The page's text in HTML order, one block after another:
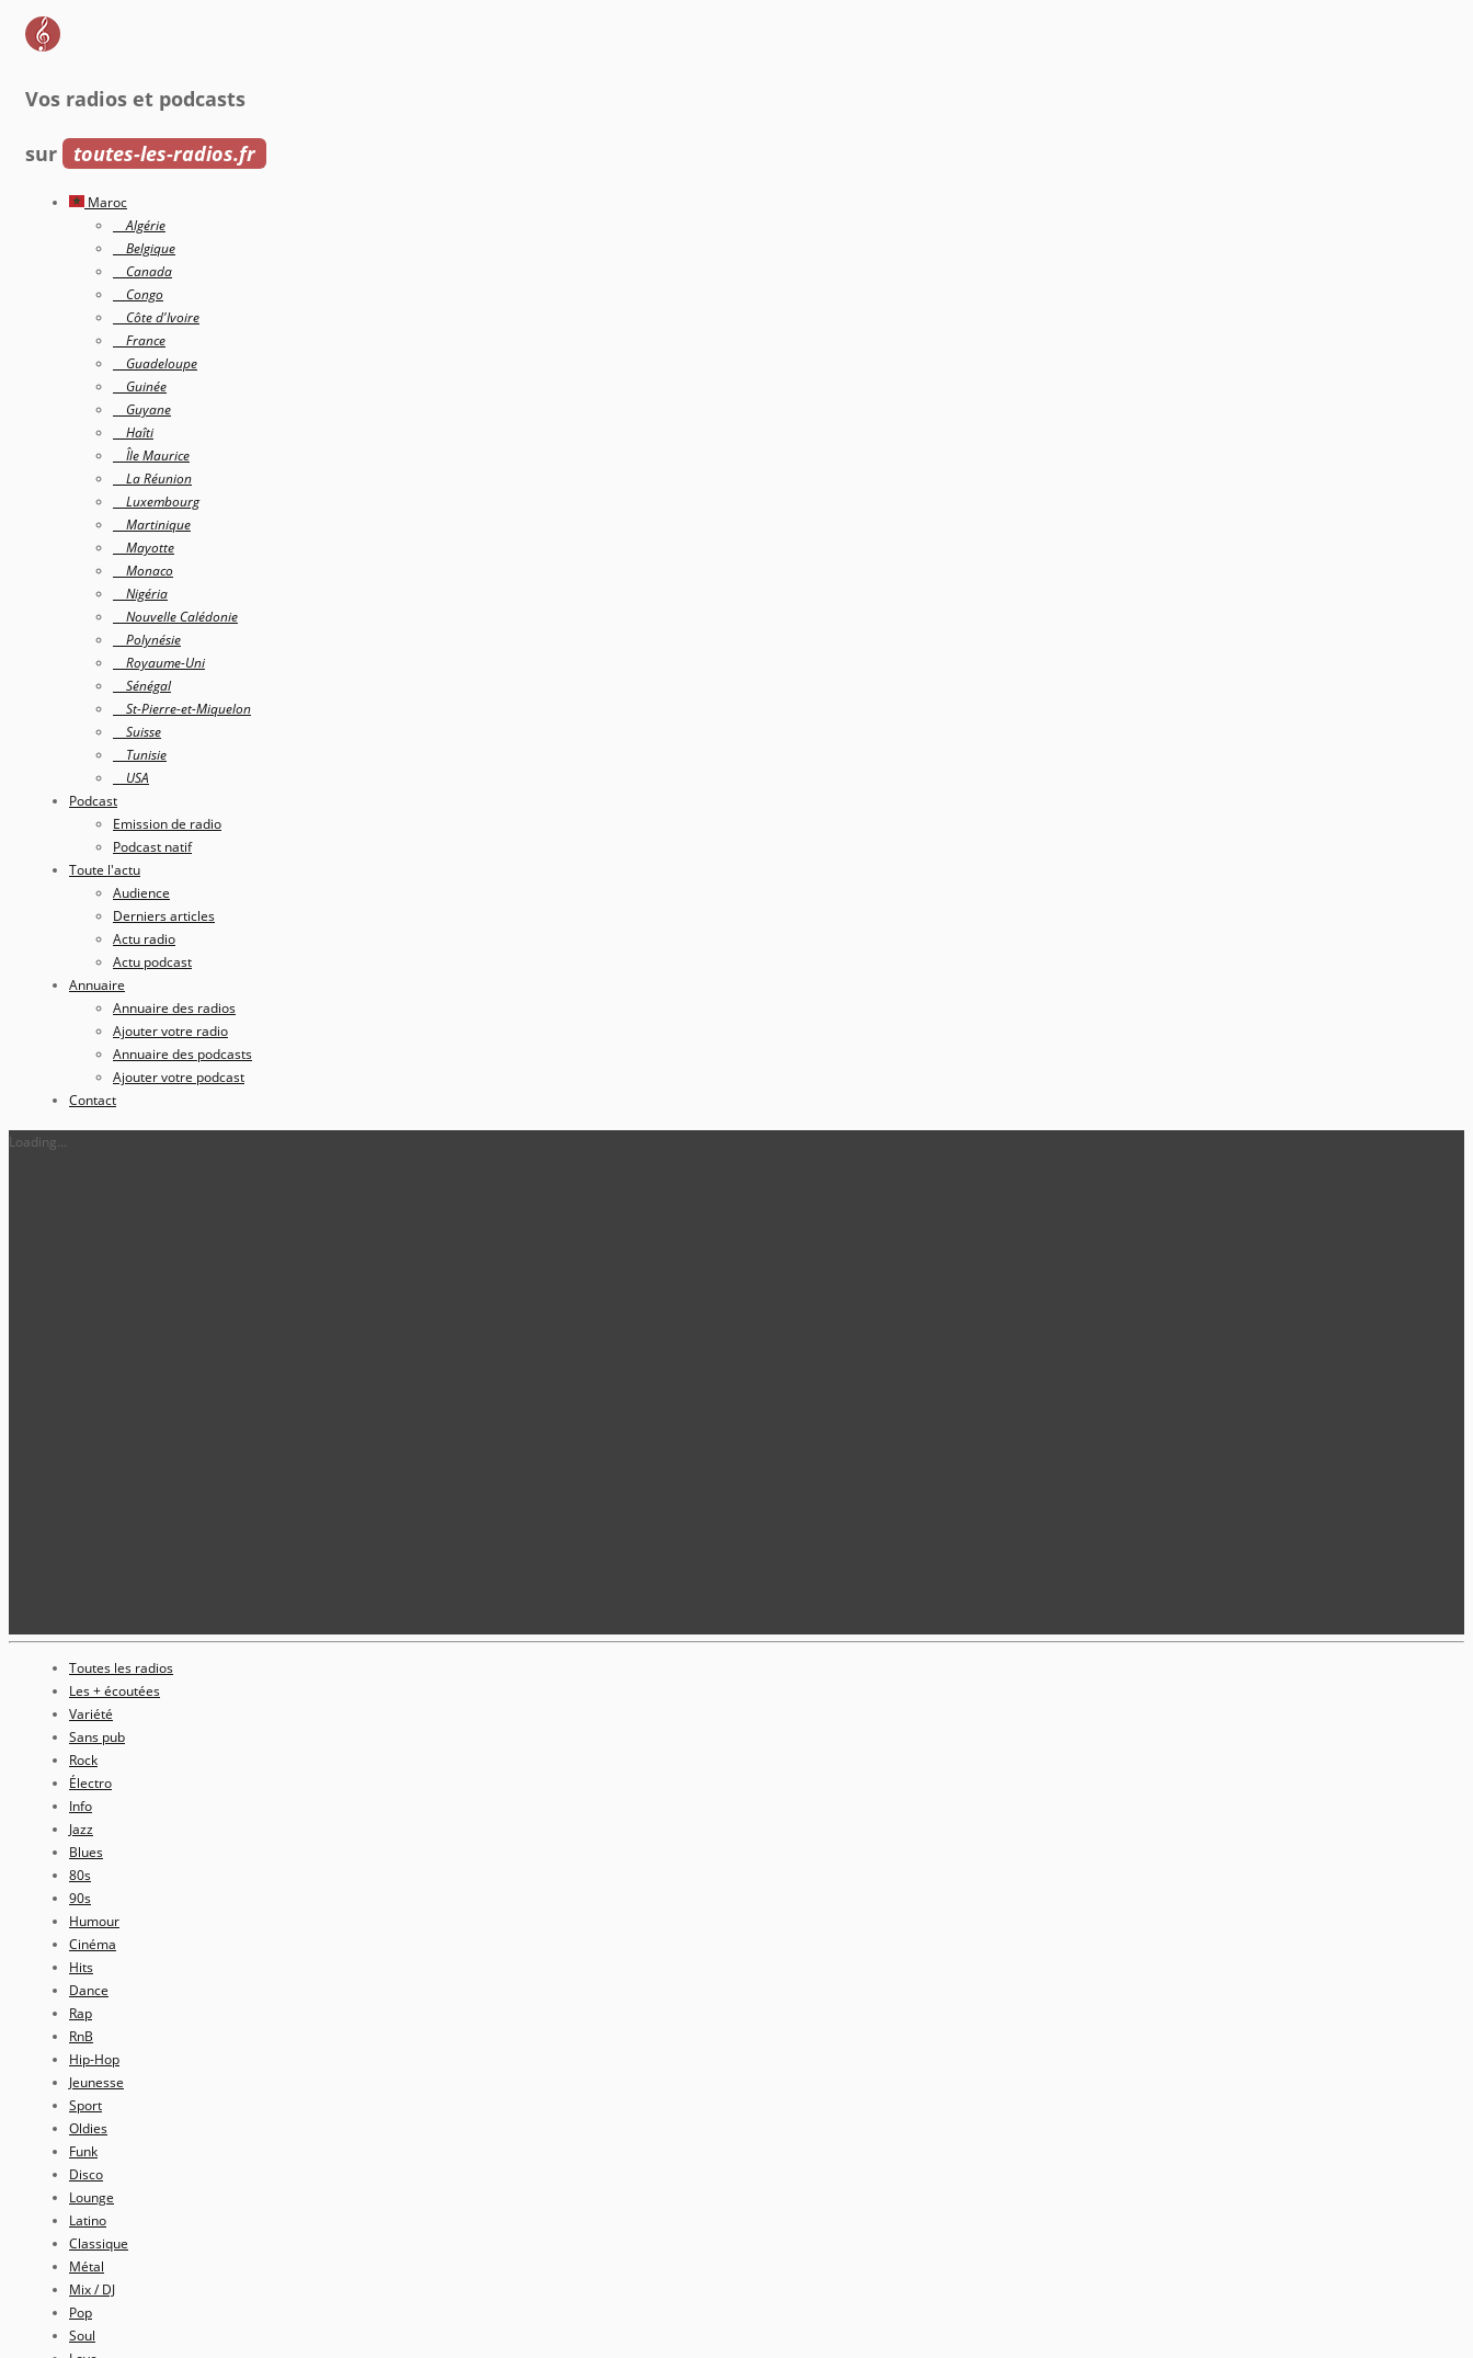
Vos radios et podcasts
sur toutes-les-radios.fr
Maroc
Algérie
Belgique
Canada
Congo
Côte d'Ivoire
France
Guadeloupe
Guinée
Guyane
Haîti
Île Maurice
La Réunion
Luxembourg
Martinique
Mayotte
Monaco
Nigéria
Nouvelle Calédonie
Polynésie
Royaume-Uni
Sénégal
St-Pierre-et-Miquelon
Suisse
Tunisie
USA
Podcast
Emission de radio
Podcast natif
Toute l'actu
Audience
Derniers articles
Actu radio
Actu podcast
Annuaire
Annuaire des radios
Ajouter votre radio
Annuaire des podcasts
Ajouter votre podcast
Contact
Loading...
Toutes les radios
Les + écoutées
Variété
Sans pub
Rock
Électro
Info
Jazz
Blues
80s
90s
Humour
Cinéma
Hits
Dance
Rap
RnB
Hip-Hop
Jeunesse
Sport
Oldies
Funk
Disco
Lounge
Latino
Classique
Métal
Mix / DJ
Pop
Soul